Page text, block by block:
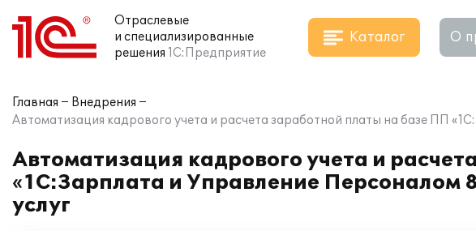
Отраслевые
и специализированные
решения 1С:Предприятие
Каталог О
Главная
Внедрения
Автоматизация кадрового учета и расчета заработной платы на базе ПП
Автоматизация кадрового учета и
«1С:Зарплата и Управление
услуг